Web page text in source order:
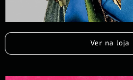
Ver na loja